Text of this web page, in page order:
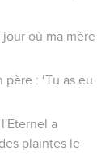
où ma mère
: ‘Tu as eu
a
plaintes le